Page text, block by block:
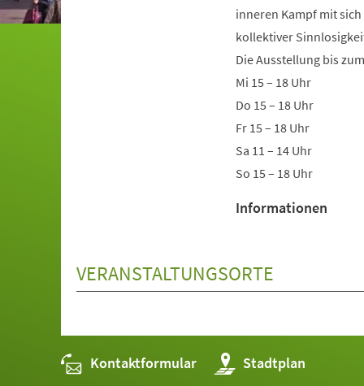
inneren Kampf mit
kollektiver
Die Ausstellung bis
Mi 15 – 18 Uhr
Do 15 – 18 Uhr
Fr 15 – 18 Uhr
Sa 11 – 14 Uhr
So 15 – 18 Uhr
Informationen
VERANSTALTUNGSORTE
Kontaktformular Stadtplan
(Öffnet
in